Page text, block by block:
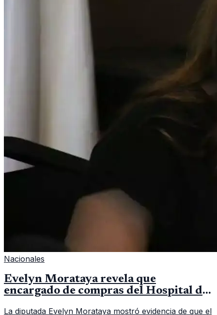
Nacionales
Evelyn Morataya revela que
encargado de compras del Hospital de
La diputada Evelyn Morataya mostró evidencia de que el